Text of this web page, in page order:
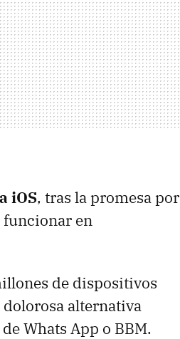
iOS, tras la promesa por
funcionar en
de dispositivos
alternativa
Whats App o BBM.